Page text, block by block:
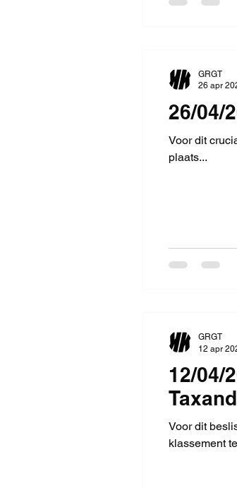
26/04/
Voor dit
plaats...
GRGT
26 apr
12/04/
Voor dit
klassement
GRGT
12 apr